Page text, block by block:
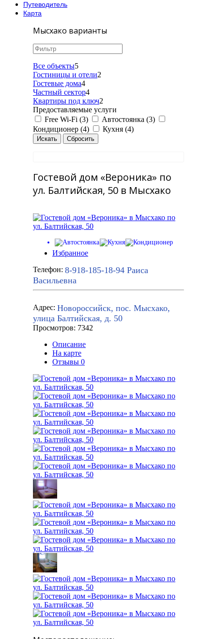
Путеводитель
Карта
Мысхако варианты
Все объекты5
Гостиницы и отели2
Гостевые дома4
Частный сектор4
Квартиры под ключ2
Предоставляемые услуги
Free Wi-Fi (3)
Автостоянка (3)
Кондиционер (4)
Кухня (4)
Гостевой дом «Вероника» по
ул. Балтийская, 50 в Мысхако
Избранное
Телефон: 8-918-185-18-94 Раиса
Васильевна
Адрес: Новороссийск, пос. Мысхако,
улица Балтийская, д. 50
Просмотров: 7342
Описание
На карте
Отзывы 0